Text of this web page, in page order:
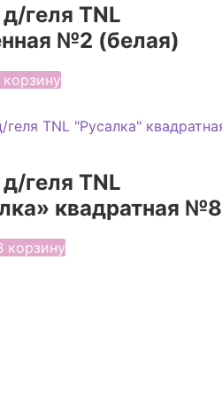
геля TNL
№2 (белая)
корзину
геля TNL
квадратная №8
корзину